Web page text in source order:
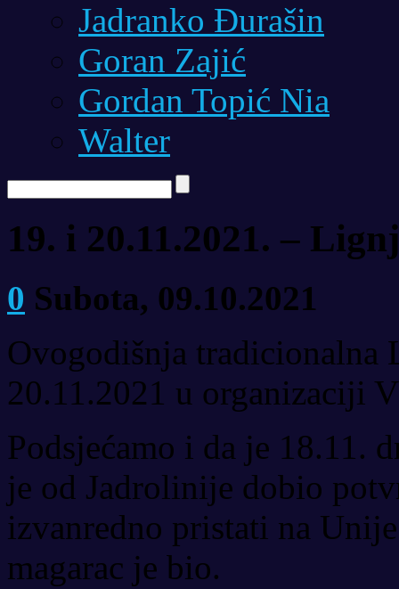
Jadranko Đurašin
Goran Zajić
Gordan Topić Nia
Walter
19. i 20.11.2021. –
0 Subota, 09.10.2021
Ovogodišnja tradicionalna
20.11.2021 u organizaciji
Podsjećamo i da je 18.11.
je od Jadrolinije dobio
izvanredno pristati na
magarac je bio.